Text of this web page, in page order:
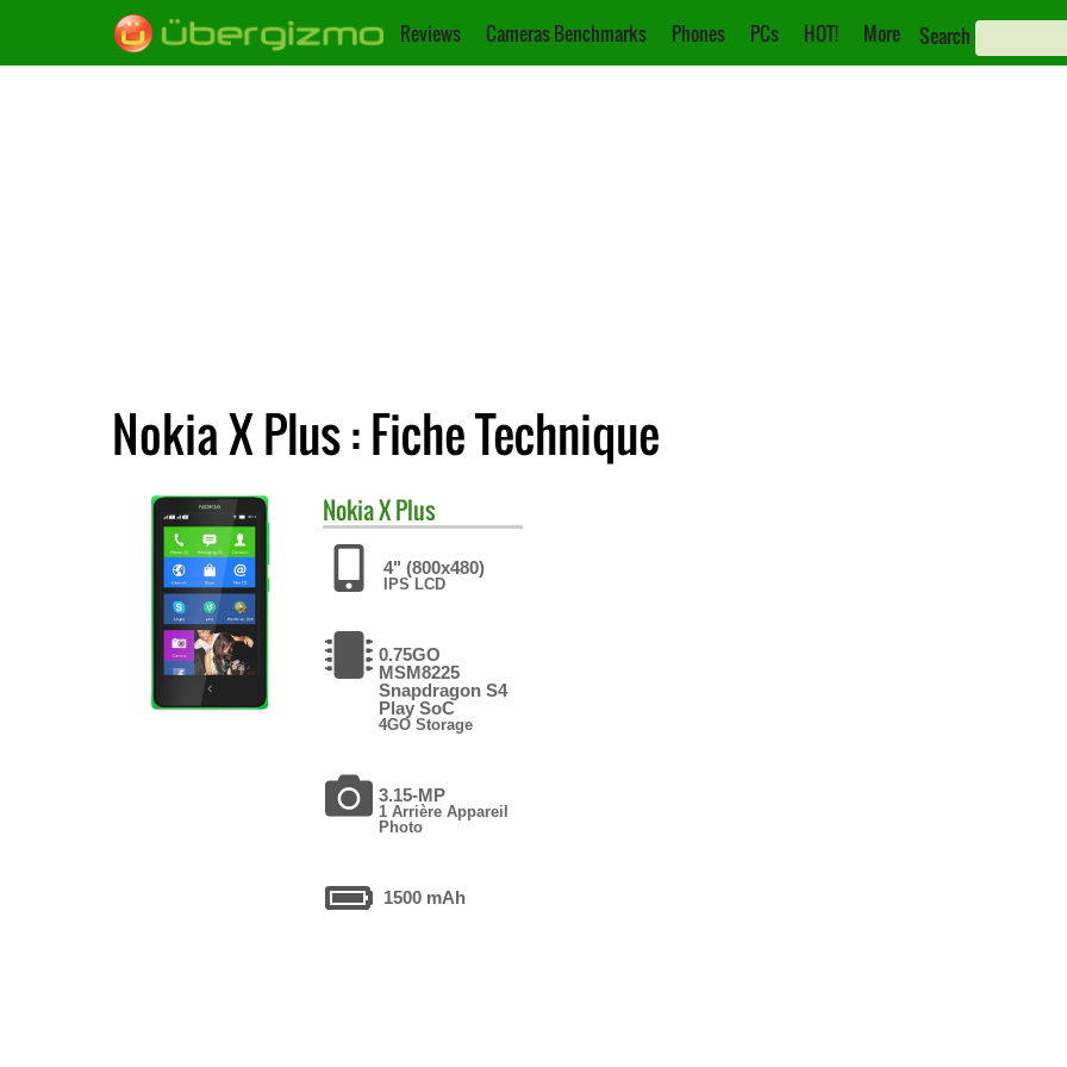
Reviews Cameras Benchmarks Phones PCs HOT! More Search
Nokia X Plus : Fiche Technique
NokiaX Plus
4" (800x480)
IPS LCD
0.75GO
MSM8225
Snapdragon S4
Play SoC
4GO Storage
3.15-MP
1 Arrière Appareil
Photo
1500 mAh